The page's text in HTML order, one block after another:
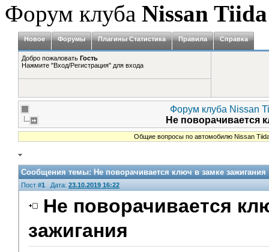
Форум клуба Nissan Tiida
Новое Форумы Плагины Статистика Правила Справка
Добро пожаловать Гость
Нажмите "Вход/Регистрация" для входа
Форум клуба Nissan
Не поворачивается
Общие вопросы по автомобилю Nissan
Сообщения темы:Не поворачивается ключ в замке зажигания
Пост #1 Дата: 23.10.2019 16:22
Не поворачивается
зажигания